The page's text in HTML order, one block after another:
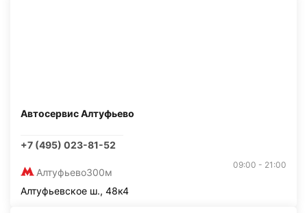
Автосервис Алтуфьево
+7 (495) 023-81-52
Алтуфьево300м
09:00 - 21:00
Алтуфьевское ш., 48к4